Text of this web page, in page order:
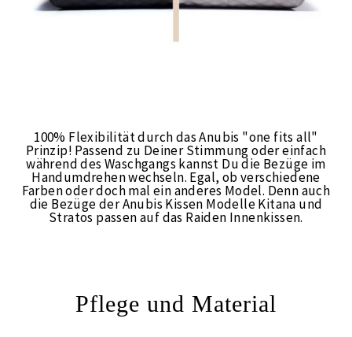
100% Flexibilität durch das Anubis "one fits all"
Prinzip! Passend zu Deiner Stimmung oder einfach
während des Waschgangs kannst Du die Bezüge im
Handumdrehen wechseln. Egal, ob verschiedene
Farben oder doch mal ein anderes Model. Denn auch
die Bezüge der Anubis Kissen Modelle Kitana und
Stratos passen auf das Raiden Innenkissen.
Pflege und Material